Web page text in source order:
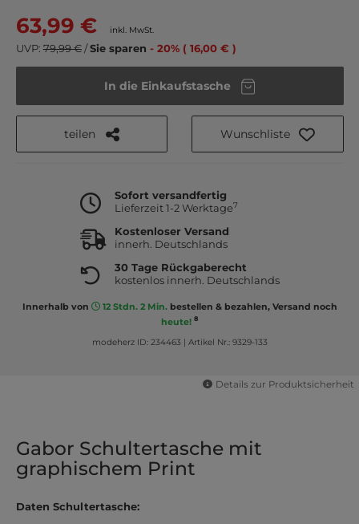
63,99 € inkl. MwSt.
UVP: 79,99 €/Sie sparen - 20% ( 16,00 € )
In die Einkaufstasche
teilen Wunschliste
Sofort versandfertig
Lieferzeit 1-2 Werktage7
Kostenloser Versand
innerh. Deutschlands
30 Tage Rückgaberecht
kostenlos innerh. Deutschlands
Innerhalb von 12 Stdn. 2 Min.bestellen & bezahlen, Versand noch
heute! 8
modeherz ID: 234463 | Artikel Nr.: 9329-133
Details zur Produktsicherheit
Gabor Schultertasche mit
graphischem Print
Daten Schultertasche: